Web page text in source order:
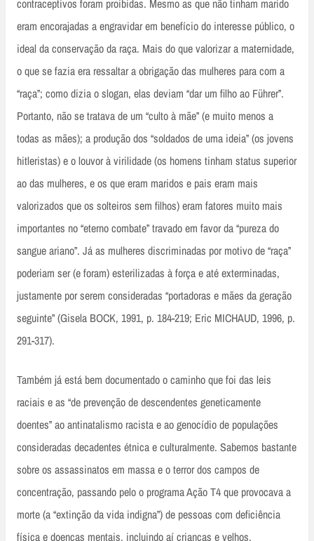
contraceptivos foram proibidas. Mesmo as que não tinham marido
eram encorajadas a engravidar em benefício do interesse público, o
ideal da conservação da raça. Mais do que valorizar a maternidade,
o que se fazia era ressaltar a obrigação das mulheres para com a
“raça”; como dizia o slogan, elas deviam “dar um filho ao Führer”.
Portanto, não se tratava de um “culto à mãe” (e muito menos a
todas as mães); a produção dos “soldados de uma ideia” (os jovens
hitleristas) e o louvor à virilidade (os homens tinham status superior
ao das mulheres, e os que eram maridos e pais eram mais
valorizados que os solteiros sem filhos) eram fatores muito mais
importantes no “eterno combate” travado em favor da “pureza do
sangue ariano”. Já as mulheres discriminadas por motivo de “raça”
poderiam ser (e foram) esterilizadas à força e até exterminadas,
justamente por serem consideradas “portadoras e mães da geração
seguinte” (Gisela BOCK, 1991, p. 184-219; Eric MICHAUD, 1996, p.
291-317).
Também já está bem documentado o caminho que foi das leis
raciais e as “de prevenção de descendentes geneticamente
doentes” ao antinatalismo racista e ao genocídio de populações
consideradas decadentes étnica e culturalmente. Sabemos bastante
sobre os assassinatos em massa e o terror dos campos de
concentração, passando pelo o programa Ação T4 que provocava a
morte (a “extinção da vida indigna”) de pessoas com deficiência
física e doenças mentais, incluindo aí crianças e velhos.